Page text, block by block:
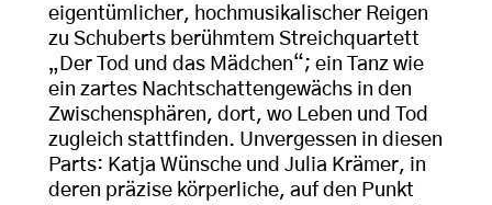
eigentümlicher, hochmusikalischer Reigen
zu Schuberts berühmtem Streichquartett
„Der Tod und das Mädchen“; ein Tanz wie
ein zartes Nachtschattengewächs in den
Zwischensphären, dort, wo Leben und Tod
zugleich stattfinden. Unvergessen in diesen
Parts: Katja Wünsche und Julia Krämer, in
deren präzise körperliche, auf den Punkt